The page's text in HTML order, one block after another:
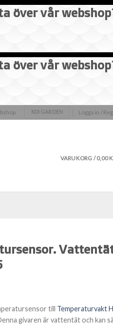
över vår
över vår
KOI GARDEN Logga in /
VARUKORG /0,00
till Temperaturvakt
givaren är vattentät och kan